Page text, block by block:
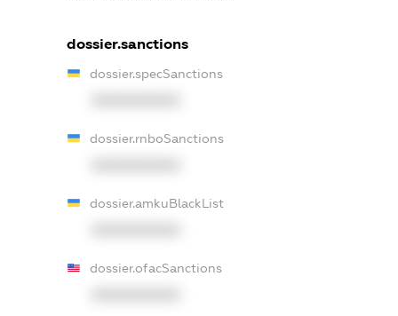
dossier.sanctions
dossier.specSanctions
dossier.rnboSanctions
dossier.amkuBlackList
dossier.ofacSanctions